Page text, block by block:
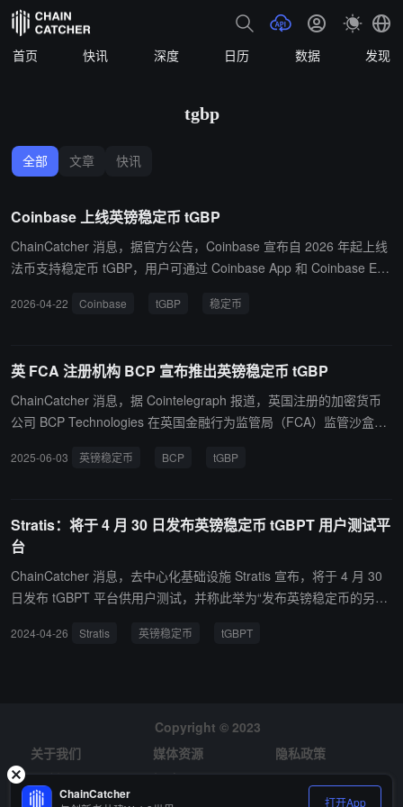
首页 快讯 深度 日历 数据 发现
tgbp
全部 文章 快讯
Coinbase 上线英镑稳定币 tGBP
ChainCatcher 消息，据官方公告，Coinbase 宣布自 2026 年起上线
法币支持稳定币 tGBP，用户可通过 Coinbase App 和 Coinbase Exc
Technologies 已在英国金融行为监管局 FCA 注册，并参与 FCA 监
2026-04-22 Coinbase tGBP 稳定币
英 FCA 注册机构 BCP 宣布推出英镑稳定币 tGBP
ChainCatcher 消息，据 Cointelegraph 报道，英国注册的加密货币
公司 BCP Technologies 在英国金融行为监管局（FCA）监管沙盒中
月 3 日宣布推出其英镑锚定稳定币 Tokenised GBP（tGBP）。
2025-06-03 英镑稳定币 BCP tGBP
Stratis：将于 4 月 30 日发布英镑稳定币 tGBPT 用户测试平
台
ChainCatcher 消息，去中心化基础设施 Stratis 宣布，将于 4 月 30
日发布 tGBPT 平台供用户测试，并称此举为“发布英镑稳定币的另一
坊虚拟机兼容的 Stratis 区块链。Stratis 网络上的质押与平台的主节
2024-04-26 Stratis 英镑稳定币 tGBPT
Copyright © 2023
关于我们
媒体资源
隐私政策
风险提示
招聘
ChainCatcher 打开App